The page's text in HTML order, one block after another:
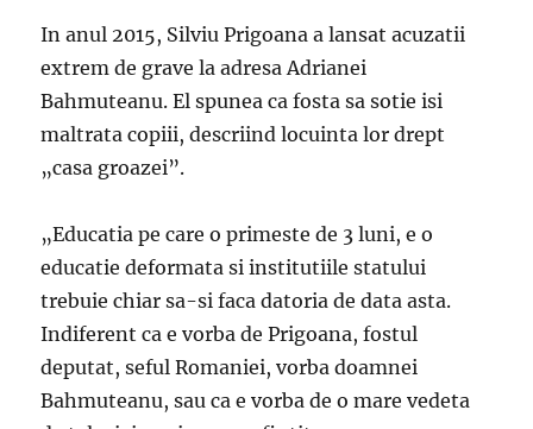
In anul 2015, Silviu Prigoana a lansat acuzatii
extrem de grave la adresa Adrianei
Bahmuteanu. El spunea ca fosta sa sotie isi
maltrata copiii, descriind locuinta lor drept
„casa groazei”.
„Educatia pe care o primeste de 3 luni, e o
educatie deformata si institutiile statului
trebuie chiar sa-si faca datoria de data asta.
Indiferent ca e vorba de Prigoana, fostul
deputat, seful Romaniei, vorba doamnei
Bahmuteanu, sau ca e vorba de o mare vedeta